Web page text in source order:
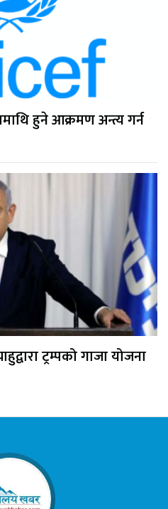
हुने आक्रमण अन्त्य गर्न
ट्रम्पको गाजा योजना